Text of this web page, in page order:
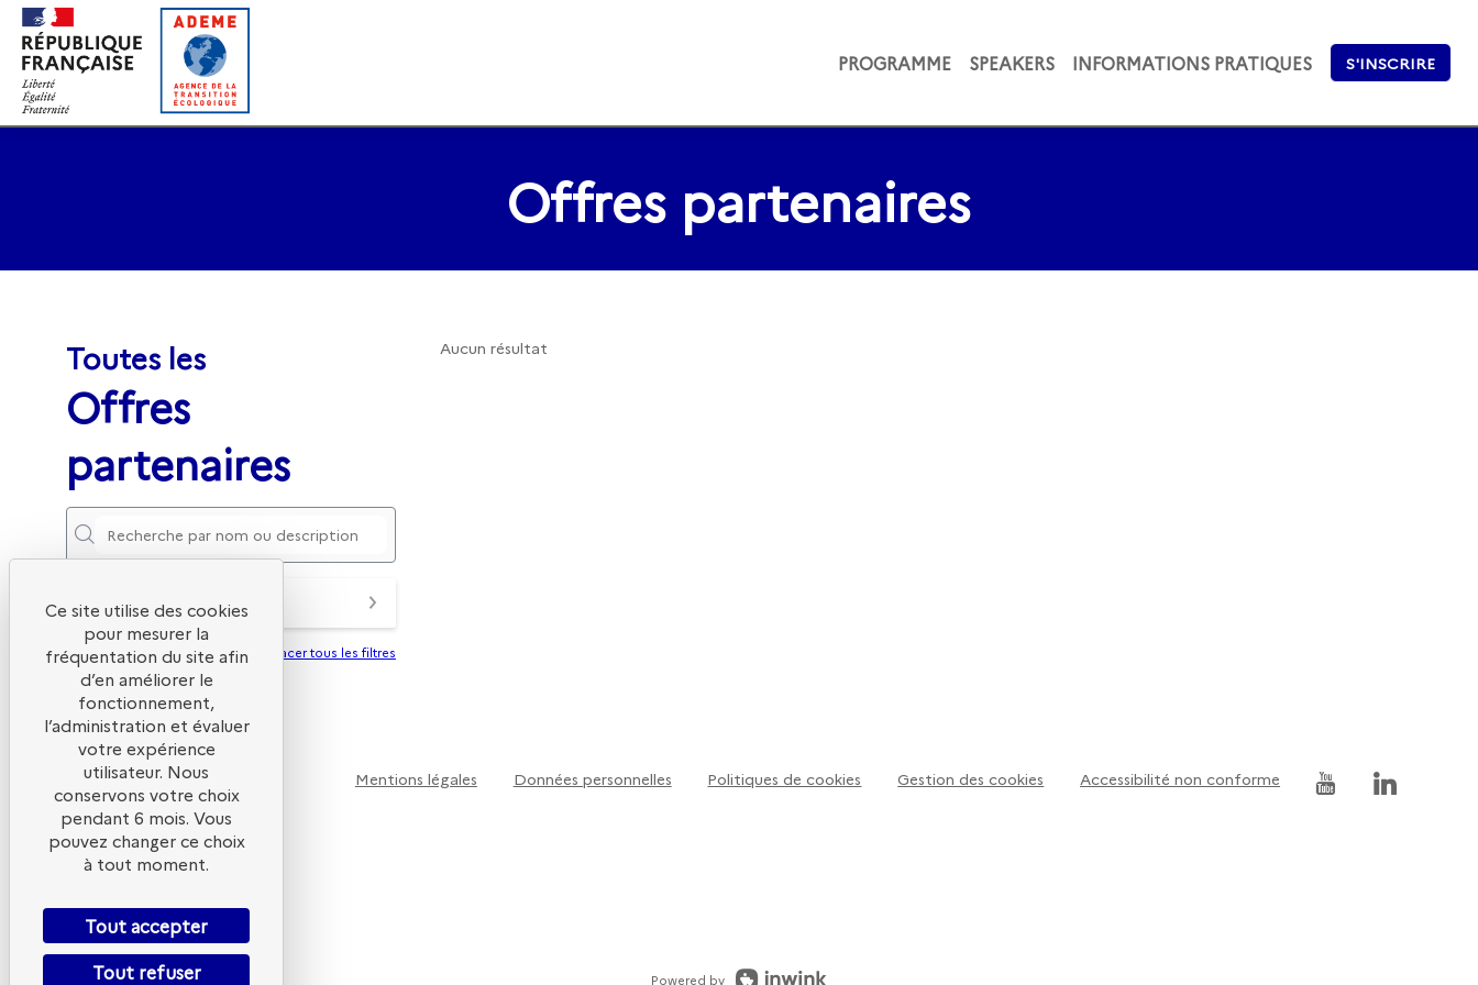
PROGRAMME SPEAKERS INFORMATIONS PRATIQUES S'INSCRIRE
Offres partenaires
Toutes les
Offres
partenaires
PARTENAIRES
Effacer tous les filtres
Aucun résultat
ADEME
Mentions légales Données personnelles Politiques de cookies Gestion des cookies Accessibilité non conforme
Powered by
Gestion des cookies
Ce site utilise des cookies
pour mesurer la
fréquentation du site afin
d’en améliorer le
fonctionnement,
l’administration et évaluer
votre expérience
utilisateur. Nous
conservons votre choix
pendant 6 mois. Vous
pouvez changer ce choix
à tout moment.
Tout accepter
Tout refuser